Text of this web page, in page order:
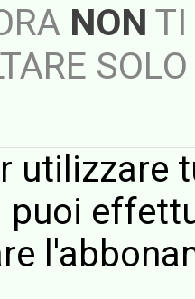
NON TI
utilizzare
puoi